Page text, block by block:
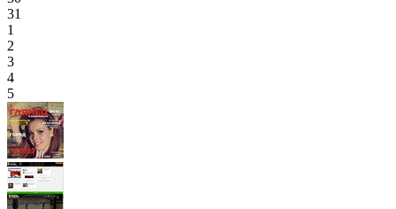
31
1
2
3
4
5